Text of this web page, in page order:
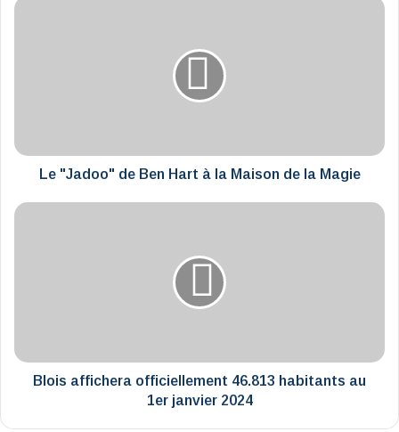
Le
de
Le "Jadoo" de Ben Hart à la Maison de la Magie
Blois
2024
Blois affichera officiellement 46.813 habitants au
1er janvier 2024